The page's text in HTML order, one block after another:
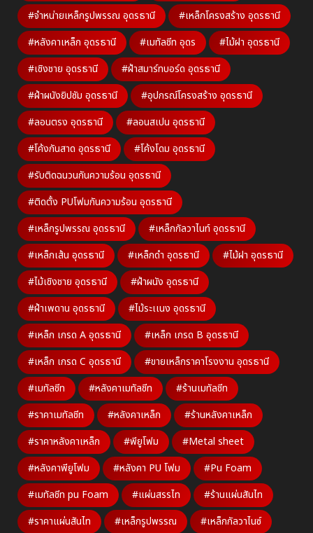
#จำหน่ายเหล็กรูปพรรณ อุดรธานี
#เหล็กโครงสร้าง อุดรธานี
#หลังคาเหล็ก อุดรธานี
#เมทัลชีท อุดร
#ไม้ฝา อุดรธานี
#เชิงชาย อุดรธานี
#ฝ้าสมาร์ทบอร์ด อุดรธานี
#ฝ้าผนังยิปซัม อุดรธานี
#อุปกรณ์โครงสร้าง อุดรธานี
#ลอนตรง อุดรธานี
#ลอนสเปน อุดรธานี
#โค้งกันสาด อุดรธานี
#โค้งโดม อุดรธานี
#รับติดฉนวนกันความร้อน อุดรธานี
#ติดตั้ง PUโฟมกันความร้อน อุดรธานี
#เหล็กรูปพรรณ อุดรธานี
#เหล็กกัลวาไนท์ อุดรธานี
#เหล็กเส้น อุดรธานี
#เหล็กดำ อุดรธานี
#ไม้ฝา อุดรธานี
#ไม้เชิงชาย อุดรธานี
#ฝ้าผนัง อุดรธานี
#ฝ้าเพดาน อุดรธานี
#ไม้ระเเนง อุดรธานี
#เหล็ก เกรด A อุดรธานี
#เหล็ก เกรด B อุดรธานี
#เหล็ก เกรด C อุดรธานี
#ขายเหล็กราคาโรงงาน อุดรธานี
#เมทัลชีท
#หลังคาเมทัลชีท
#ร้านเมทัลชีท
#ราคาเมทัลชีท
#หลังคาเหล็ก
#ร้านหลังคาเหล็ก
#ราคาหลังคาเหล็ก
#พียูโฟม
#Metal sheet
#หลังคาพียูโฟม
#หลังคา PU โฟม
#Pu Foam
#เมทัลชีท pu Foam
#แผ่นสรรไท
#ร้านแผ่นสันไท
#ราคาแผ่นสันไท
#เหล็กรูปพรรณ
#เหล็กกัลวาไนซ์